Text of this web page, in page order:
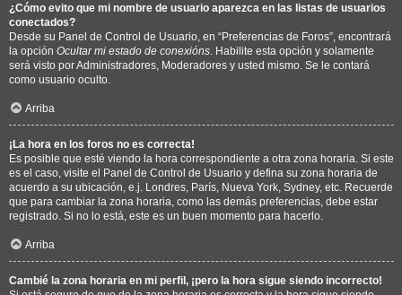
¿Cómo evito que mi nombre de usuario aparezca en las listas de usuarios
conectados?
Desde su Panel de Control de Usuario, en “Preferencias de Foros”, encontrará
la opción Ocultar mi estado de conexións . Habilite esta opción y solamente
será visto por Administradores, Moderadores y usted mismo. Se le contará
como usuario oculto.
Arriba
¡La hora en los foros no es correcta!
Es posible que esté viendo la hora correspondiente a otra zona horaria. Si este
es el caso, visite el Panel de Control de Usuario y defina su zona horaria de
acuerdo a su ubicación, e.j. Londres, París, Nueva York, Sydney, etc. Recuerde
que para cambiar la zona horaria, como las demás preferencias, debe estar
registrado. Si no lo está, este es un buen momento para hacerlo.
Arriba
Cambié la zona horaria en mi perfil, ¡pero la hora sigue siendo incorrecto!